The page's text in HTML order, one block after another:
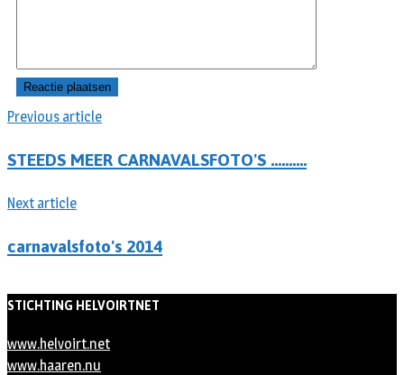
Previous article
STEEDS MEER CARNAVALSFOTO'S ……….
Next article
carnavalsfoto's 2014
STICHTING HELVOIRTNET
www.helvoirt.net
www.haaren.nu